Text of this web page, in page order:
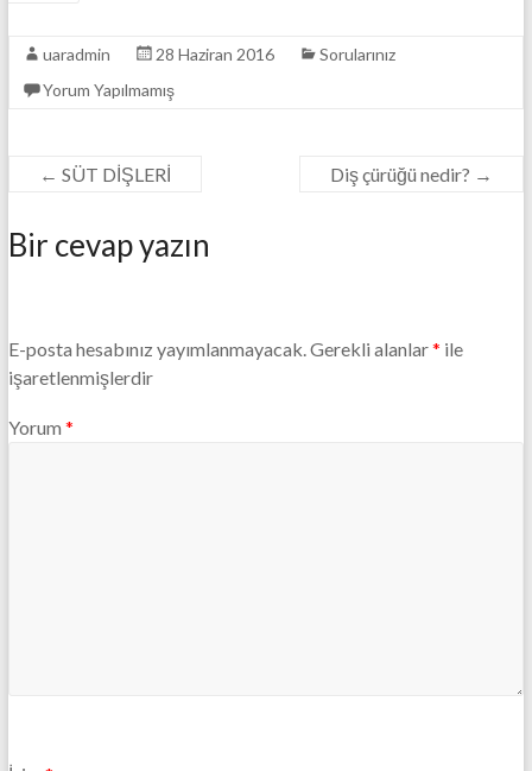
uaradmin 28 Haziran 2016
Sorularınız
Yorum Yapılmamış
← SÜT DİŞLERİ Diş çürüğü nedir? →
Bir cevap yazın
E-posta hesabınız yayımlanmayacak.Gerekli alanlar* ile
işaretlenmişlerdir
Yorum *